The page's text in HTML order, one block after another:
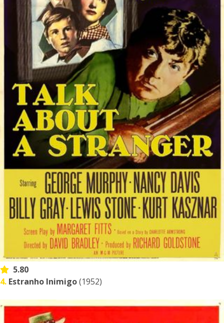
5.80
4. Estranho Inimigo(1952)